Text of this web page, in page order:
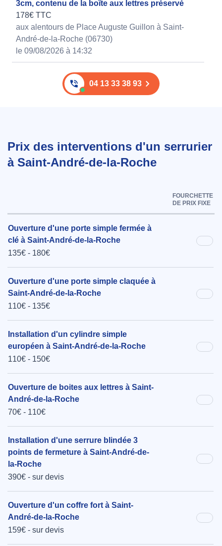
3cm, contenu de la boîte aux lettres préservé
178€ TTC
aux alentours de Place Auguste Guillon à Saint-
André-de-la-Roche (06730)
le 09/08/2026 à 14:32
04 13 33 38 93
Prix des interventions d'un serrurier
à Saint-André-de-la-Roche
FOURCHETTE
DE PRIX FIXE
Ouverture d'une porte simple fermée à
clé à Saint-André-de-la-Roche
135€ - 180€
Ouverture d'une porte simple claquée à
Saint-André-de-la-Roche
110€ - 135€
Installation d'un cylindre simple
européen à Saint-André-de-la-Roche
110€ - 150€
Ouverture de boites aux lettres à Saint-
André-de-la-Roche
70€ - 110€
Installation d'une serrure blindée 3
points de fermeture à Saint-André-de-
la-Roche
390€ - sur devis
Ouverture d'un coffre fort à Saint-
André-de-la-Roche
159€ - sur devis